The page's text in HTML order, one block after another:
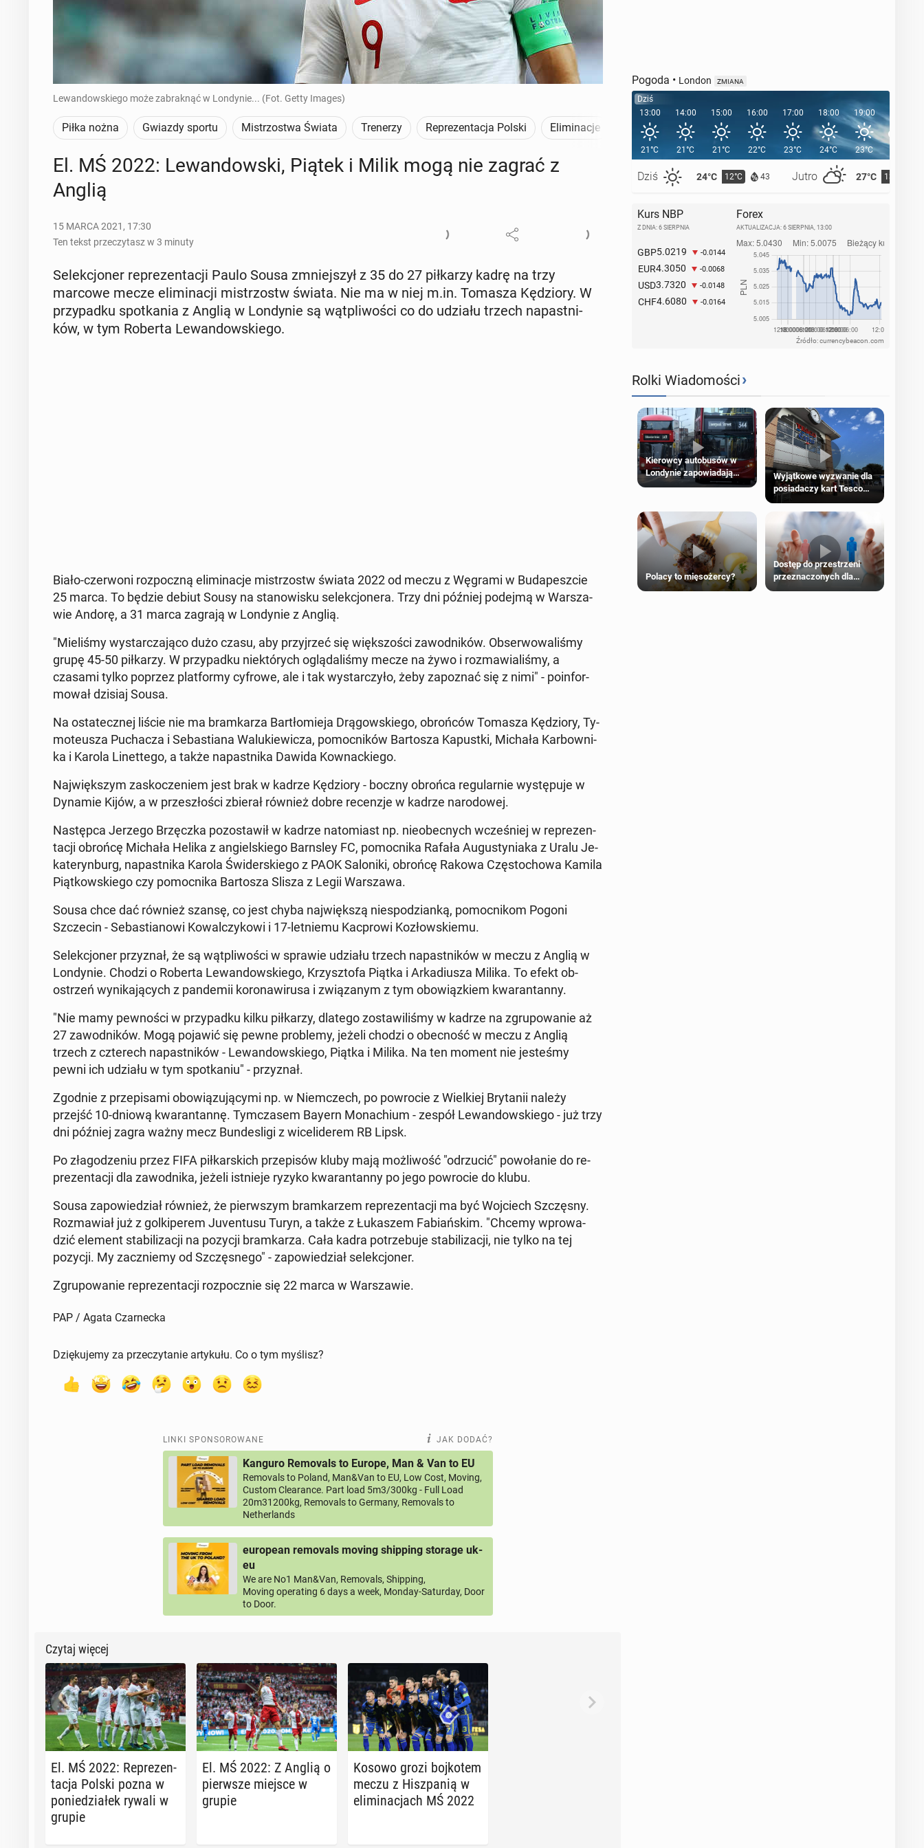
Lewandowskiego może zabraknąć w Londynie... (Fot. Getty Images)
Piłka nożna Gwiazdy sportu Mistrzostwa Świata Trenerzy Reprezentacja Polski Eliminacje Katar 2022
El. MŚ 2022: Le­wan­dow­ski, Piątek i Milik mogą nie zagrać z
Anglią
15 MARCA 2021, 17:30
Ten tekst przeczytasz w 3 minuty
Se­lek­cjo­ner re­pre­zen­ta­cji Paulo Sousa zmniej­szył z 35 do 27 pił­ka­rzy kadrę na trzy
marcowe mecze eli­mi­na­cji mi­strzostw świata. Nie ma w niej m.in. Tomasza Kę­dzio­ry. W
przy­pad­ku spo­tka­nia z Anglią w Lon­dy­nie są wąt­pli­wo­ści co do udziału trzech na­past­ni­
ków, w tym Roberta Le­wan­dow­skie­go.
Biało-czer­wo­ni roz­pocz­ną eli­mi­na­cje mi­strzostw świata 2022 od meczu z Węgrami w Bu­da­pesz­cie
25 marca. To będzie debiut Sousy na sta­no­wi­sku se­lek­cjo­ne­ra. Trzy dni później podejmą w War­sza­
wie Andorę, a 31 marca zagrają w Lon­dy­nie z Anglią.
"Mie­li­śmy wy­star­cza­ją­co dużo czasu, aby przyj­rzeć się więk­szo­ści za­wod­ni­ków. Ob­ser­wo­wa­li­śmy
grupę 45-50 pił­ka­rzy. W przy­pad­ku nie­któ­rych oglą­da­li­śmy mecze na żywo i roz­ma­wia­li­śmy, a
czasami tylko poprzez plat­for­my cyfrowe, ale i tak wy­star­czy­ło, żeby za­po­znać się z nimi" - po­in­for­
mo­wał dzisiaj Sousa.
Na osta­tecz­nej liście nie ma bram­ka­rza Bar­tło­mie­ja Drą­gow­skie­go, obroń­ców Tomasza Kę­dzio­ry, Ty­
mo­te­usza Pu­cha­cza i Se­ba­stia­na Wa­lu­kie­wi­cza, po­moc­ni­ków Bar­to­sza Ka­pust­ki, Michała Kar­bow­ni­
ka i Karola Li­net­te­go, a także na­past­ni­ka Dawida Kow­nac­kie­go.
Naj­więk­szym za­sko­cze­niem jest brak w kadrze Kę­dzio­ry - boczny obrońca re­gu­lar­nie wy­stę­pu­je w
Dynamie Kijów, a w prze­szło­ści zbierał również dobre re­cen­zje w kadrze na­ro­do­wej.
Na­stęp­ca Jerzego Brzęcz­ka po­zo­sta­wił w kadrze na­to­miast np. nie­obec­nych wcze­śniej w re­pre­zen­
ta­cji obrońcę Michała Helika z an­giel­skie­go Barn­sley FC, po­moc­ni­ka Rafała Au­gu­sty­nia­ka z Uralu Je­
ka­te­ryn­burg, na­past­ni­ka Karola Świ­der­skie­go z PAOK Sa­lo­ni­ki, obrońcę Rakowa Czę­sto­cho­wa Kamila
Piąt­kow­skie­go czy po­moc­ni­ka Bar­to­sza Slisza z Legii War­sza­wa.
Sousa chce dać również szansę, co jest chyba naj­więk­szą nie­spo­dzian­ką, po­moc­ni­kom Pogoni
Szcze­cin - Se­ba­stia­no­wi Ko­wal­czy­ko­wi i 17-let­nie­mu Kac­pro­wi Ko­złow­skie­mu.
Se­lek­cjo­ner przy­znał, że są wąt­pli­wo­ści w sprawie udziału trzech na­past­ni­ków w meczu z Anglią w
Lon­dy­nie. Chodzi o Roberta Le­wan­dow­skie­go, Krzysz­to­fa Piątka i Ar­ka­diu­sza Milika. To efekt ob­
ostrzeń wy­ni­ka­ją­cych z pan­de­mii ko­ro­na­wi­ru­sa i zwią­za­nym z tym obo­wiąz­kiem kwa­ran­tan­ny.
"Nie mamy pew­no­ści w przy­pad­ku kilku pił­ka­rzy, dlatego zo­sta­wi­li­śmy w kadrze na zgru­po­wa­nie aż
27 za­wod­ni­ków. Mogą pojawić się pewne pro­ble­my, jeżeli chodzi o obec­ność w meczu z Anglią
trzech z czte­rech na­past­ni­ków - Le­wan­dow­skie­go, Piątka i Milika. Na ten moment nie je­ste­śmy
pewni ich udziału w tym spo­tka­niu" - przy­znał.
Zgodnie z prze­pi­sa­mi obo­wią­zu­ją­cy­mi np. w Niem­czech, po po­wro­cie z Wiel­kiej Bry­ta­nii należy
przejść 10-dniową kwa­ran­tan­nę. Tym­cza­sem Bayern Mo­na­chium - zespół Le­wan­dow­skie­go - już trzy
dni później zagra ważny mecz Bun­de­sli­gi z wi­ce­li­de­rem RB Lipsk.
Po zła­go­dze­niu przez FIFA pił­kar­skich prze­pi­sów kluby mają moż­li­wość "od­rzu­cić" po­wo­ła­nie do re­
pre­zen­ta­cji dla za­wod­ni­ka, jeżeli ist­nie­je ryzyko kwa­ran­tan­ny po jego po­wro­cie do klubu.
Sousa za­po­wie­dział również, że pierw­szym bram­ka­rzem re­pre­zen­ta­cji ma być Woj­ciech Szczę­sny.
Roz­ma­wiał już z gol­ki­pe­rem Ju­ven­tu­su Turyn, a także z Łu­ka­szem Fa­biań­skim. "Chcemy wpro­wa­
dzić element sta­bi­li­za­cji na pozycji bram­ka­rza. Cała kadra po­trze­bu­je sta­bi­li­za­cji, nie tylko na tej
pozycji. My za­cznie­my od Szczę­sne­go" - za­po­wie­dział se­lek­cjo­ner.
Zgru­po­wa­nie re­pre­zen­ta­cji roz­pocz­nie się 22 marca w War­sza­wie.
PAP / Agata Czarnecka
Dziękujemy za przeczytanie artykułu. Co o tym myślisz?
LINKI SPONSOROWANE JAK DODAĆ?
Kanguro Removals to Europe, Man & Van to EU
Removals to Poland, Man&Van to EU, Low Cost, Moving,
Custom Clearance. Part load 5m3/300kg - Full Load
20m31200kg, Removals to Germany, Removals to
Netherlands
european removals moving shipping storage uk-
eu
We are No1 Man&Van, Removals, Shipping,
Moving operating 6 days a week, Monday-Saturday, Door
to Door.
Czytaj więcej
El. MŚ 2022: Re­pre­zen­
ta­cja Polski pozna w
po­nie­dzia­łek rywali w
grupie
El. MŚ 2022: Z Anglią o
pierw­sze miejsce w
grupie
Kosowo grozi boj­ko­tem
meczu z Hisz­pa­nią w
eli­mi­na­cjach MŚ 2022
Pogoda • London ZMIANA
Dziś
13:00
21°C
Dziś 24°C 12°C 43 Jutro 27°C 13°C
14:00
21°C
15:00
21°C
16:00
22°C
17:00
23°C
18:00
24°C
19:00
23°C
20:00
Kurs NBP
Z DNIA: 6 SIERPNIA
GBP5.0219 -0.0144
EUR4.3050 -0.0068
USD3.7320 -0.0148
CHF4.6080 -0.0164
Forex
AKTUALIZACJA: 6 SIERPNIA, 13:00
Źródło: currencybeacon.com
Rolki Wiadomości›
Kierowcy autobusów w
Londynie zapowiadają
strajki
Wyjątkowe wyzwanie dla
posiadaczy kart Tesco
Clubcard!
Polacy to mięsożercy?
Dostęp do przestrzeni
przeznaczonych dla
jednej płci ma opierać się